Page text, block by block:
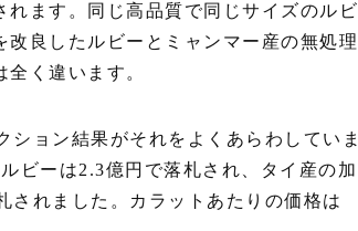
ます。同じ高品質で同じサイズのルビ
良したルビーとミャンマー産の無処理
く違います。
ョン結果がそれをよくあらわしていま
ビーは2.3億円で落札され、タイ産の加
されました。カラットあたりの価格は